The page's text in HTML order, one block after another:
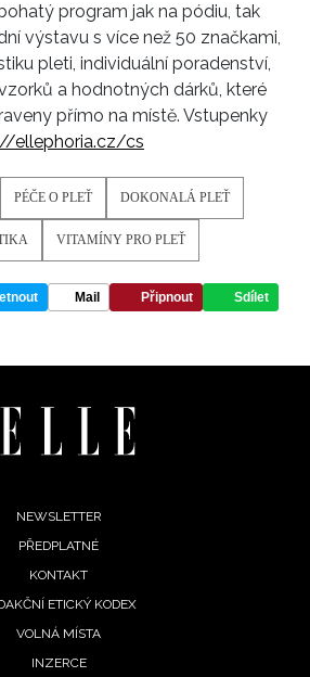
program jak na pódiu, tak
výstavu s více než 50 značkami,
pleti, individuální poradenství,
a hodnotných dárků, které
přímo na místě. Vstupenky
ellephoria.cz/cs
PÉČE O PLEŤ DOKONALÁ PLEŤ
VITAMÍNY PRO PLEŤ
Mail Připnout Sdílet
NEWSLETTER
PŘEDPLATNÉ
KONTAKT
ETICKÝ KODEX
VOLNÁ MÍSTA
INZERCE